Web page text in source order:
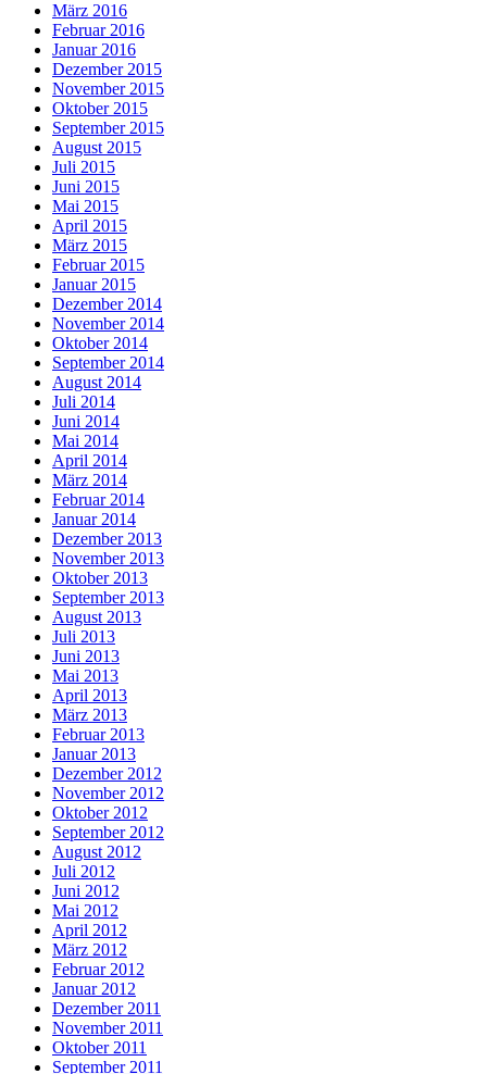
März 2016
Februar 2016
Januar 2016
Dezember 2015
November 2015
Oktober 2015
September 2015
August 2015
Juli 2015
Juni 2015
Mai 2015
April 2015
März 2015
Februar 2015
Januar 2015
Dezember 2014
November 2014
Oktober 2014
September 2014
August 2014
Juli 2014
Juni 2014
Mai 2014
April 2014
März 2014
Februar 2014
Januar 2014
Dezember 2013
November 2013
Oktober 2013
September 2013
August 2013
Juli 2013
Juni 2013
Mai 2013
April 2013
März 2013
Februar 2013
Januar 2013
Dezember 2012
November 2012
Oktober 2012
September 2012
August 2012
Juli 2012
Juni 2012
Mai 2012
April 2012
März 2012
Februar 2012
Januar 2012
Dezember 2011
November 2011
Oktober 2011
September 2011